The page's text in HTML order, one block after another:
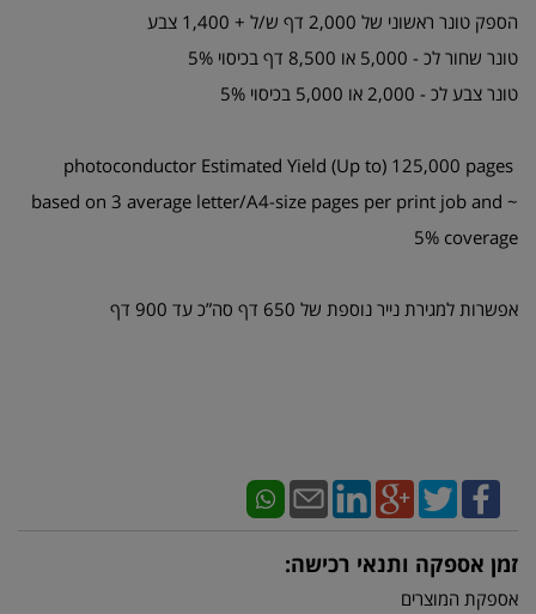
הספק טונר ראשוני של 2,000 דף ש/ל + 1,400 צבע
טונר שחור לכ - 5,000 או 8,500 דף בכיסוי 5%
טונר צבע לכ - 2,000 או 5,000 בכיסוי 5%
photoconductor Estimated Yield (Up to) 125,000 pages
based on 3 average letter/A4-size pages per print job and ~
5% coverage
אפשרות למגירת נייר נוספת של 650 דף סה”כ עד 900 דף
זמן אספקה ותנאי רכישה:
אספקת המוצרים